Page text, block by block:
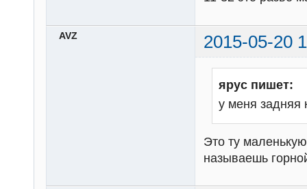
AVZ 2015-05-20
ярус пишет:
у меня задняя
Это ту
называешь